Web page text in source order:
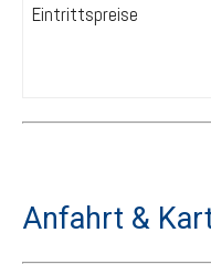
Eintrittspreise
Anfahrt &